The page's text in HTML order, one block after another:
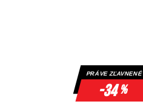
PRÁVE ZĽAVNENÉ
-34%